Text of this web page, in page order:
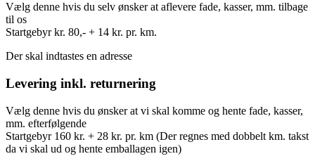
Vælg denne hvis du selv ønsker at aflevere fade, kasser, mm. tilbage
til os
Startgebyr kr. 80,- + 14 kr. pr. km.
Der skal indtastes en adresse
Levering inkl. returnering
Vælg denne hvis du ønsker at vi skal komme og hente fade, kasser,
mm. efterfølgende
Startgebyr 160 kr. + 28 kr. pr. km (Der regnes med dobbelt km. takst
da vi skal ud og hente emballagen igen)